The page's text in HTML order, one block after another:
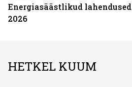
Energiasäästlikud lahendused
2026
HETKEL KUUM